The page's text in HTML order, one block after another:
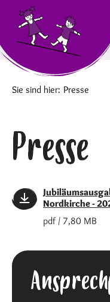
Sie sind hier: Presse
Presse
Nordkirche -
pdf / 7,80 MB